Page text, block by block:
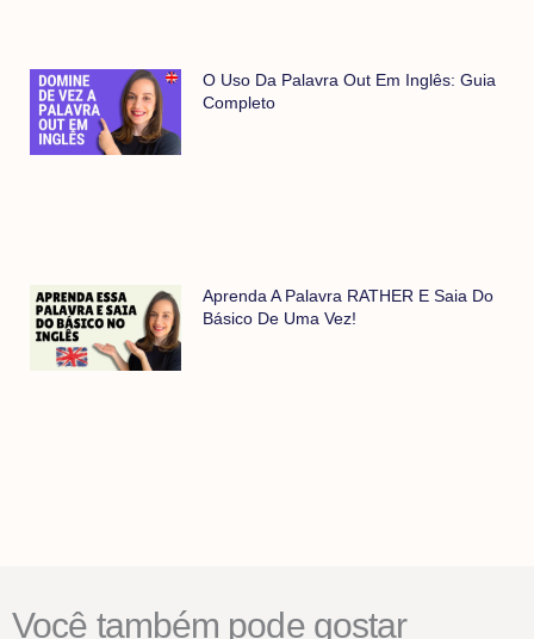
O Uso Da Palavra Out Em Inglês: Guia
Completo
Aprenda A Palavra RATHER E Saia Do
Básico De Uma Vez!
Você também pode gostar